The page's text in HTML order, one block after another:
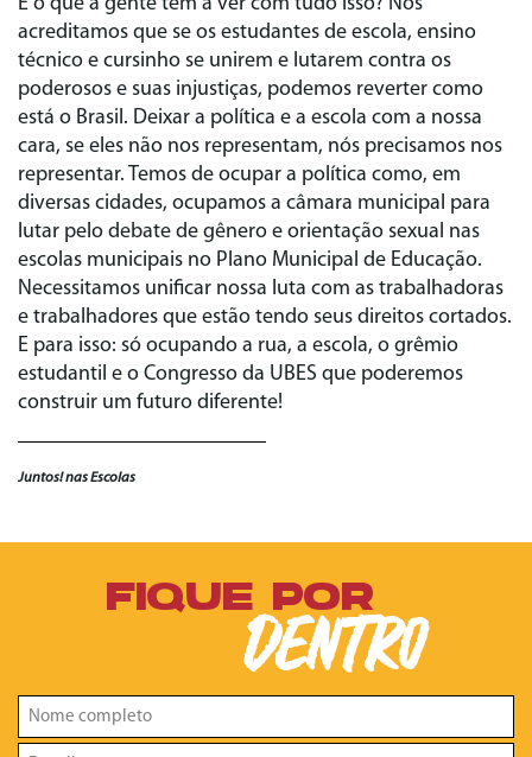
acreditamos que se os estudantes de escola, ensino
técnico e cursinho se unirem e lutarem contra os
poderosos e suas injustiças, podemos reverter como
está o Brasil. Deixar a política e a escola com a nossa
cara, se eles não nos representam, nós precisamos nos
representar. Temos de ocupar a política como, em
diversas cidades, ocupamos a câmara municipal para
lutar pelo debate de gênero e orientação sexual nas
escolas municipais no Plano Municipal de Educação.
Necessitamos unificar nossa luta com as trabalhadoras
e trabalhadores que estão tendo seus direitos cortados.
E para isso: só ocupando a rua, a escola, o grêmio
estudantil e o Congresso da UBES que poderemos
construir um futuro diferente!
Juntos! nas Escolas
FIQUE POR
DENTRO